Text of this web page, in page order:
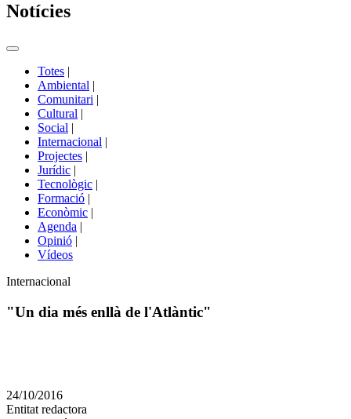
Notícies
Commutador
portals
Totes |
Ambiental |
Comunitari |
Cultural |
Social |
Internacional |
Projectes |
Jurídic |
Tecnològic |
Formació |
Econòmic |
Agenda |
Opinió |
Vídeos
Àmbit
la
Internacional
"Un dia més enllà de l'Atlàntic"
en
altres
24/10/2016
Entitat redactora